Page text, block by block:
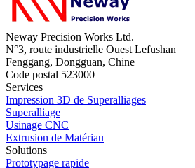
Neway Precision Works Ltd.
N°3, route industrielle Ouest Lefushan
Fenggang, Dongguan, Chine
Code postal 523000
Services
Impression 3D de Superalliages
Superalliage
Usinage CNC
Extrusion de Matériau
Solutions
Prototypage rapide